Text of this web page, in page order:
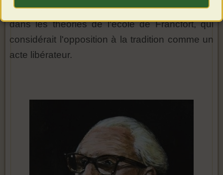
conservatrices. Ces attitudes se reflètent en fait
dans les théories de l'école de Francfort, qui
considérait l'opposition à la tradition comme un
acte libérateur.